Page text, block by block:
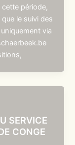
période,
le suivi des
via
SERVICE
CONGE